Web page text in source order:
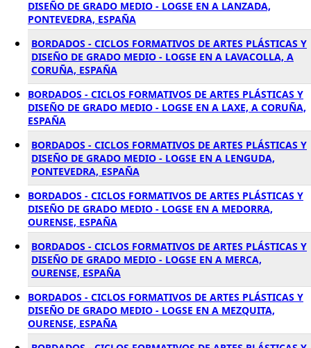
DISEÑO DE GRADO MEDIO - LOGSE EN A LANZADA,
PONTEVEDRA, ESPAÑA
BORDADOS - CICLOS FORMATIVOS DE ARTES PLÁSTICAS Y
DISEÑO DE GRADO MEDIO - LOGSE EN A LAVACOLLA, A
CORUÑA, ESPAÑA
BORDADOS - CICLOS FORMATIVOS DE ARTES PLÁSTICAS Y
DISEÑO DE GRADO MEDIO - LOGSE EN A LAXE, A CORUÑA,
ESPAÑA
BORDADOS - CICLOS FORMATIVOS DE ARTES PLÁSTICAS Y
DISEÑO DE GRADO MEDIO - LOGSE EN A LENGUDA,
PONTEVEDRA, ESPAÑA
BORDADOS - CICLOS FORMATIVOS DE ARTES PLÁSTICAS Y
DISEÑO DE GRADO MEDIO - LOGSE EN A MEDORRA,
OURENSE, ESPAÑA
BORDADOS - CICLOS FORMATIVOS DE ARTES PLÁSTICAS Y
DISEÑO DE GRADO MEDIO - LOGSE EN A MERCA,
OURENSE, ESPAÑA
BORDADOS - CICLOS FORMATIVOS DE ARTES PLÁSTICAS Y
DISEÑO DE GRADO MEDIO - LOGSE EN A MEZQUITA,
OURENSE, ESPAÑA